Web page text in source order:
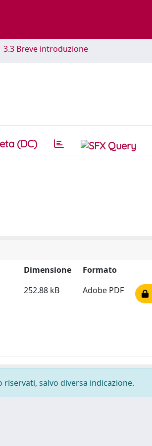
3.3 Breve introduzione
(DC)
Dimensione
Formato
252.88 kB Adobe PDF
salvo diversa indicazione.